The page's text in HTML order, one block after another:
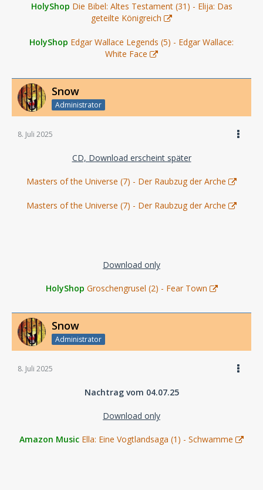
HolyShop Die Bibel: Altes Testament (31) - Elija: Das
geteilte Königreich
HolyShop Edgar Wallace Legends (5) - Edgar Wallace:
White Face
Snow
Administrator
8. Juli 2025
CD, Download erscheint später
Masters of the Universe (7) - Der Raubzug der Arche
Masters of the Universe (7) - Der Raubzug der Arche
Download only
HolyShop Groschengrusel (2) - Fear Town
Snow
Administrator
8. Juli 2025
Nachtrag vom 04.07.25
Download only
Amazon Music Ella: Eine Vogtlandsaga (1) - Schwamme